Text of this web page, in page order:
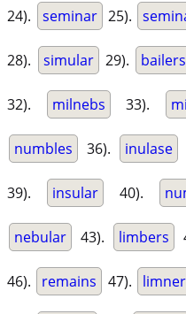
24). seminar 25).
28). simular 29). bailers
32). milnebs 33).
numbles 36). inulase
39). insular 40).
nebular 43). limbers
46). remains 47).